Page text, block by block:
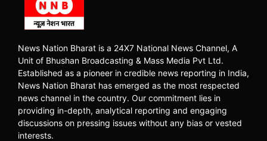
News Nation Bharat is a 24X7 National News Channel, A
Unit of Bhushan Broadcasting & Mass Media Pvt Ltd.
Established as a pioneer in credible news reporting in India,
News Nation Bharat has emerged as the most respected
news channel in the country. Our commitment lies in
providing in-depth, analytical reporting and engaging
discussions on pressing issues without any bias or vested
interests.